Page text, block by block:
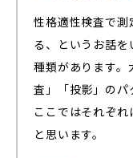
性格適性検査で測
る、というお話
種類があります。
査」「投影」のパ
ここではそれぞ
と思います。